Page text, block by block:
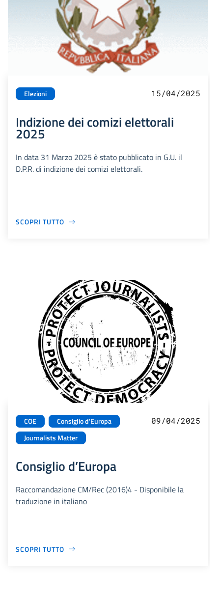
Elezioni 15/04/2025
Indizione dei comizi elettorali
2025
In data 31 Marzo 2025 è stato pubblicato in G.U. il
D.P.R. di indizione dei comizi elettorali.
SCOPRI TUTTO
COE
Consiglio d'Europa
Journalists Matter
09/04/2025
Consiglio d’Europa
Raccomandazione CM/Rec (2016)4 - Disponibile la
traduzione in italiano
SCOPRI TUTTO